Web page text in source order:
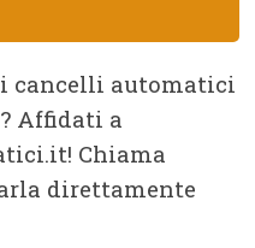
cancelli automatici
Affidati a
Chiama
direttamente